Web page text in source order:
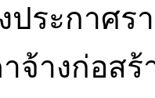
ประกาศร
จ้างก่อส